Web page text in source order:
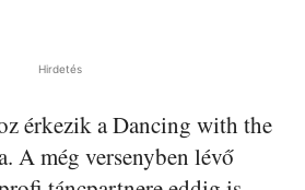
Hirdetés
érkezik a Dancing with the
A még versenyben lévő